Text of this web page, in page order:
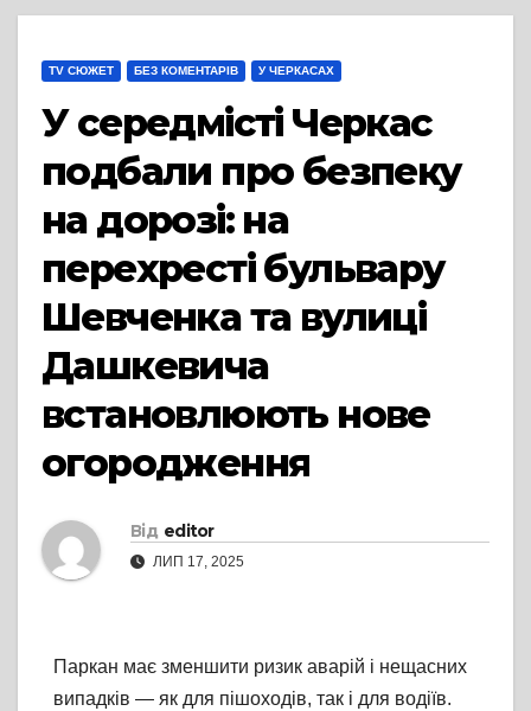
TV СЮЖЕТ БЕЗ КОМЕНТАРІВ У ЧЕРКАСАХ
У середмісті Черкас
подбали про безпеку
на дорозі: на
перехресті бульвару
Шевченка та вулиці
Дашкевича
встановлюють нове
огородження
Від editor
ЛИП 17, 2025
Паркан має зменшити ризик аварій і нещасних
випадків — як для пішоходів, так і для водіїв.